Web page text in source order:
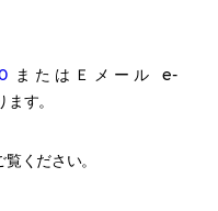
またはＥメール e-
す。
ください。